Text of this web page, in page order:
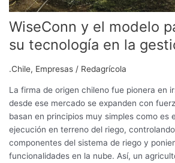
WiseConn y el modelo
su tecnología en la
.Chile, Empresas / Redagrícola
La firma de origen chileno fue pionera en
desde ese mercado se expanden con
basan en principios muy simples como es
ejecución en terreno del riego,
componentes del sistema de riego y
funcionalidades en la nube. Así, un